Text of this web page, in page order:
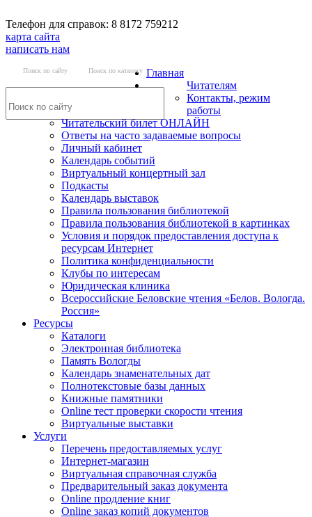
Телефон для справок: 8 8172 759212
карта сайта
написать нам
Поиск по сайту Поиск по каталогу Главная
Читателям
Контакты, режим
работы
Читательский билет ОНЛАЙН
Ответы на часто задаваемые вопросы
Личный кабинет
Календарь событий
Виртуальный концертный зал
Подкасты
Календарь выставок
Правила пользования библиотекой
Правила пользования библиотекой в картинках
Условия и порядок предоставления доступа к
ресурсам Интернет
Политика конфиденциальности
Клубы по интересам
Юридическая клиника
Всероссийские Беловские чтения «Белов. Вологда.
Россия»
Ресурсы
Каталоги
Электронная библиотека
Память Вологды
Календарь знаменательных дат
Полнотекстовые базы данных
Книжные памятники
Online тест проверки скорости чтения
Виртуальные выставки
Услуги
Перечень предоставляемых услуг
Интернет-магазин
Виртуальная справочная служба
Предварительный заказ документа
Online продление книг
Online заказ копий документов